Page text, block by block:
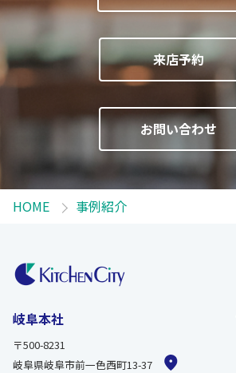
来店予約
お問い合わせ
HOME 事例紹介
岐阜本社
〒500-8231
岐阜県岐阜市前一色西町13-37